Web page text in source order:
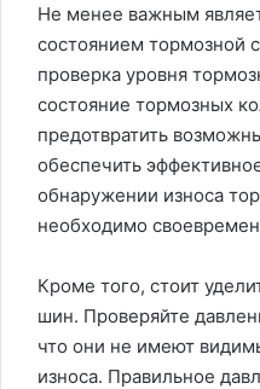
Не менее важным
состоянием тормозной
проверка уровня
состояние тормозных
предотвратить
обеспечить
обнаружении износа
необходимо
Кроме того, стоит
шин. Проверяйте
что они не имеют
износа. Правильное